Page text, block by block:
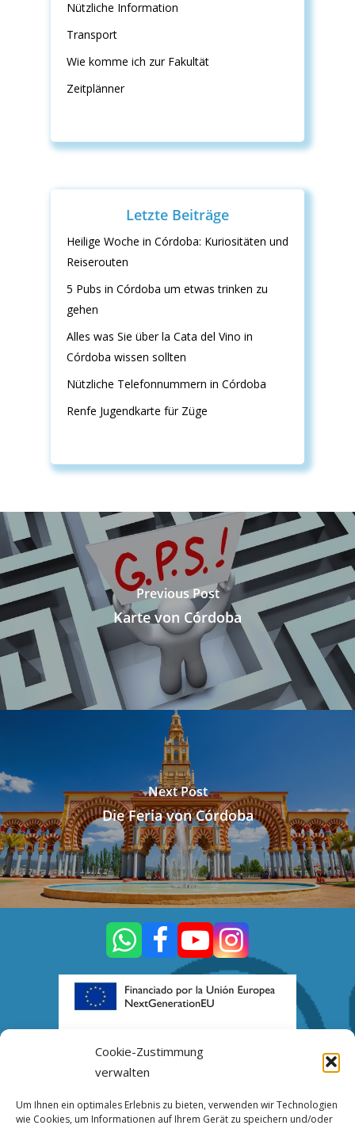
Cookie-Zustimmung
verwalten
Um Ihnen ein optimales Erlebnis zu bieten, verwenden wir Technologien
wie Cookies, um Informationen auf Ihrem Gerät zu speichern und/oder
Nützliche Information
Transport
Wie komme ich zur Fakultät
Zeitplänner
Letzte Beiträge
Heilige Woche in Córdoba: Kuriositäten und
Reiserouten
5 Pubs in Córdoba um etwas trinken zu
gehen
Alles was Sie über la Cata del Vino in
Córdoba wissen sollten
Nützliche Telefonnummern in Córdoba
Renfe Jugendkarte für Züge
Previous Post
Karte von Córdoba
Next Post
Die Feria von Córdoba
Kontakt